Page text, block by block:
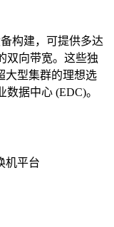
备构建，可提供多达
双向带宽。这些独
大型集群的理想选
据中心 (EDC)。
机平台